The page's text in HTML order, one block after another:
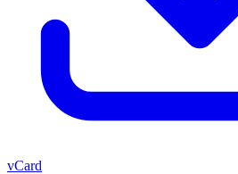
vCard